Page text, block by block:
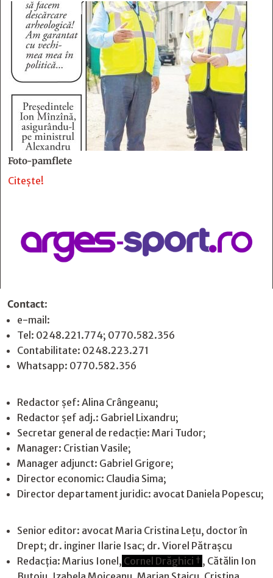
Foto-pamflete
Citește!
Contact:
e-mail:
Tel: 0248.221.774; 0770.582.356
Contabilitate: 0248.223.271
Whatsapp: 0770.582.356
Redactor șef: Alina Crângeanu;
Redactor șef adj.: Gabriel Lixandru;
Secretar general de redacție: Mari Tudor;
Manager: Cristian Vasile;
Manager adjunct: Gabriel Grigore;
Director economic: Claudia Sima;
Director departament juridic: avocat Daniela Popescu;
Senior editor: avocat Maria Cristina Leţu, doctor în
Drept; dr. inginer Ilarie Isac; dr. Viorel Pătrașcu
Redacţia: Marius Ionel, Cornel Drăghici † , Cătălin Ion